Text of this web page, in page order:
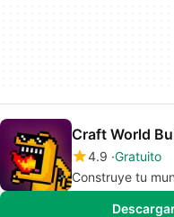
Craft World
4.9 Gratuito
Construye tu